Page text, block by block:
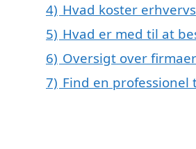
4) Hvad koster
5) Hvad er med til at
6) Oversigt over
7) Find en